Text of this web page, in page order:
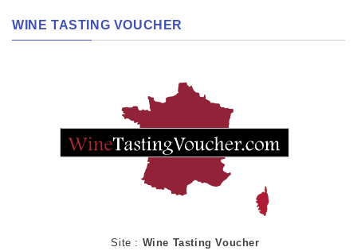
WINE TASTING VOUCHER
Site : Wine Tasting Voucher